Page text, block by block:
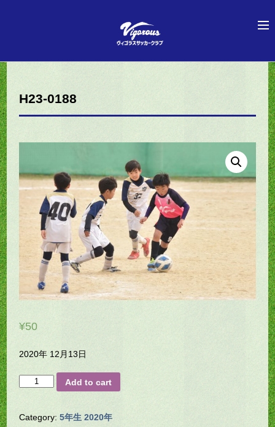
H23-0188
¥50
2020年 12月13日
H23-
quantity
Add to cart
Category:5年生 2020年